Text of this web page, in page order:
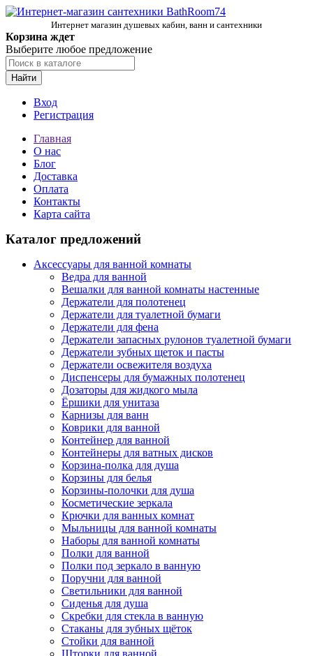
Интернет магазин душевых кабин, ванн и сантехники
Корзина ждет
Выберите любое предложение
Найти
Вход
Регистрация
Главная
О нас
Блог
Доставка
Оплата
Контакты
Карта сайта
Каталог предложений
Аксессуары для ванной комнаты
Ведра для ванной
Вешалки для ванной комнаты настенные
Держатели для полотенец
Держатели для туалетной бумаги
Держатели для фена
Держатели запасных рулонов туалетной бумаги
Держатели зубных щеток и пасты
Держатели освежителя воздуха
Диспенсеры для бумажных полотенец
Дозаторы для жидкого мыла
Ёршики для унитаза
Карнизы для ванн
Коврики для ванной
Контейнер для ванной
Контейнеры для ватных дисков
Корзина-полка для душа
Корзины для белья
Корзины-полочки для душа
Косметические зеркала
Крючки для ванных комнат
Мыльницы для ванной комнаты
Наборы для ванной комнаты
Полки для ванной
Полки под зеркало в ванную
Поручни для ванной
Светильники для ванной
Сиденья для душа
Скребки для стекла в ванную
Стаканы для зубных щёток
Стойки для ванной
Шторки для ванной